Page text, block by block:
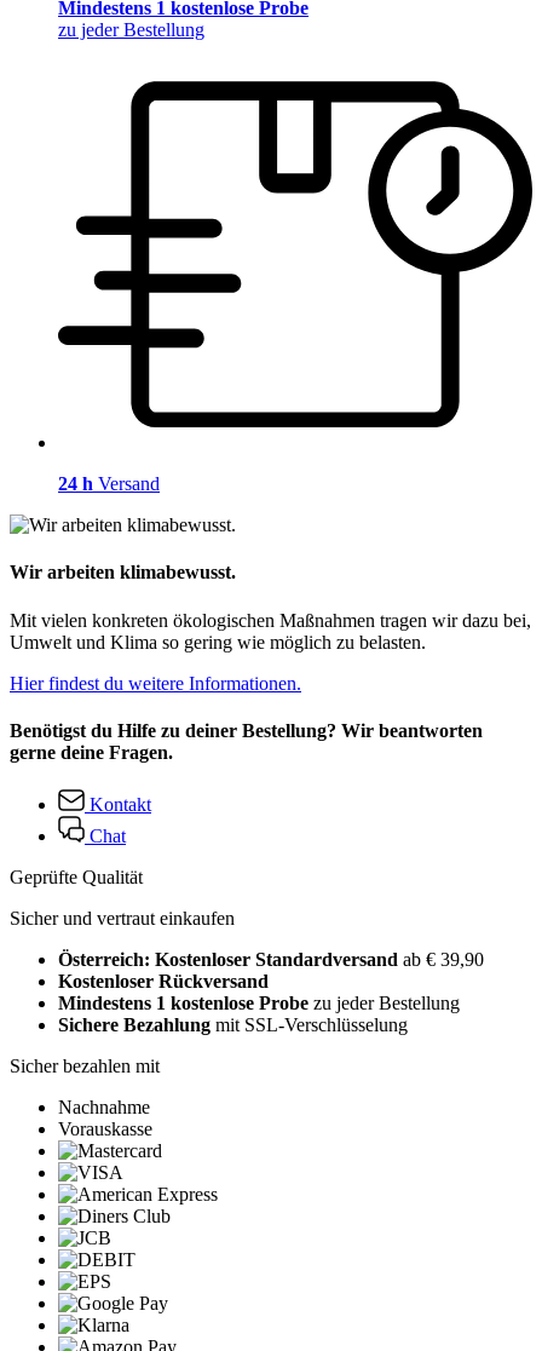
Mindestens 1 kostenlose Probe
zu jeder Bestellung
24 h Versand
Wir arbeiten klimabewusst.
Mit vielen konkreten ökologischen Maßnahmen tragen wir dazu bei,
Umwelt und Klima so gering wie möglich zu belasten.
Hier findest du weitere Informationen.
Benötigst du Hilfe zu deiner Bestellung? Wir beantworten
gerne deine Fragen.
Kontakt
Chat
Geprüfte Qualität
Sicher und vertraut einkaufen
Österreich: Kostenloser Standardversand ab € 39,90
Kostenloser Rückversand
Mindestens 1 kostenlose Probe zu jeder Bestellung
Sichere Bezahlung mit SSL-Verschlüsselung
Sicher bezahlen mit
Nachnahme
Vorauskasse